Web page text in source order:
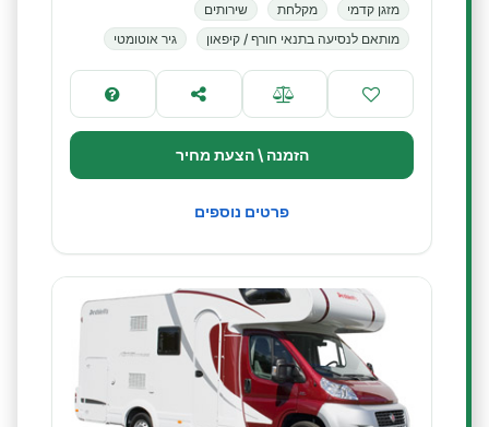
מזגן קדמי מקלחת
שירותים
מותאם לנסיעה בתנאי חורף / קיפאון
גיר אוטומטי
הזמנה \ הצעת מחיר
פרטים נוספים